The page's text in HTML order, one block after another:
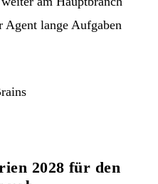
Agent lange Aufgaben
2028 für den